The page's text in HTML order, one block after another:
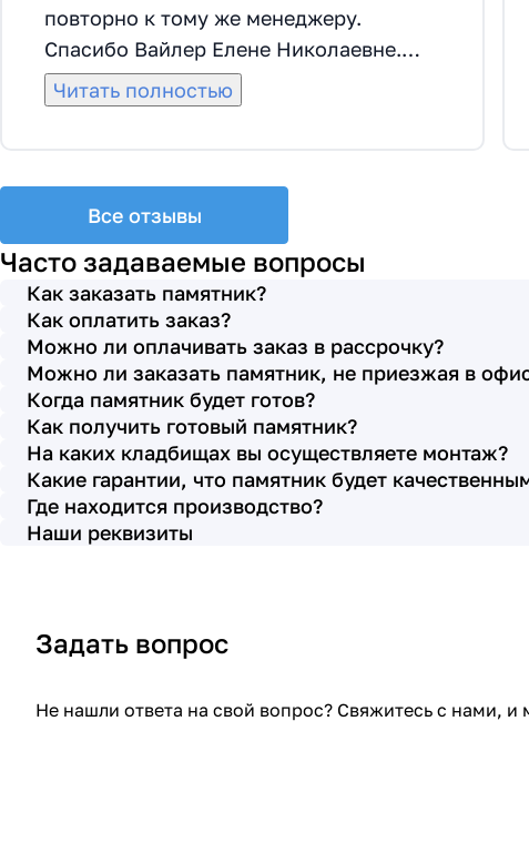
повторно к тому же менеджеру.
Спасибо Вайлер Елене Николаевне.
Она грамотно помогла мне с выбором
памятника и материала на его
подходила по общему дизайну. Вышли
на улицу, посмотрели представленные
варианты, я определилась с выбором.
Очень тактичная, относится к
заказчикам с пониманием, помогла мне
с выбором эпитафии. Заключили
Договор Г-0619, все этапы которого
были выполнены вовремя и без
нареканий с нашей стороны, все наши
просьбы учтены. В первое наше
обращение мы также очень довольны
остались монтажниками - бригада
назначить эту же бригаду. Мне пошли
спокойно, но в тоже время, соблюдая
Читать полностью
Все отзывы
Часто задаваемые вопросы
Как заказать памятник?
Как оплатить заказ?
Можно ли оплачивать заказ в рассрочку?
Можно ли заказать памятник, не приезжая в
Когда памятник будет готов?
Как получить готовый памятник?
На каких кладбищах вы осуществляете монтаж?
Какие гарантии, что памятник будет
Где находится производство?
Наши реквизиты
Задать вопрос
Не нашли ответа на свой вопрос? Свяжитесь с нами,